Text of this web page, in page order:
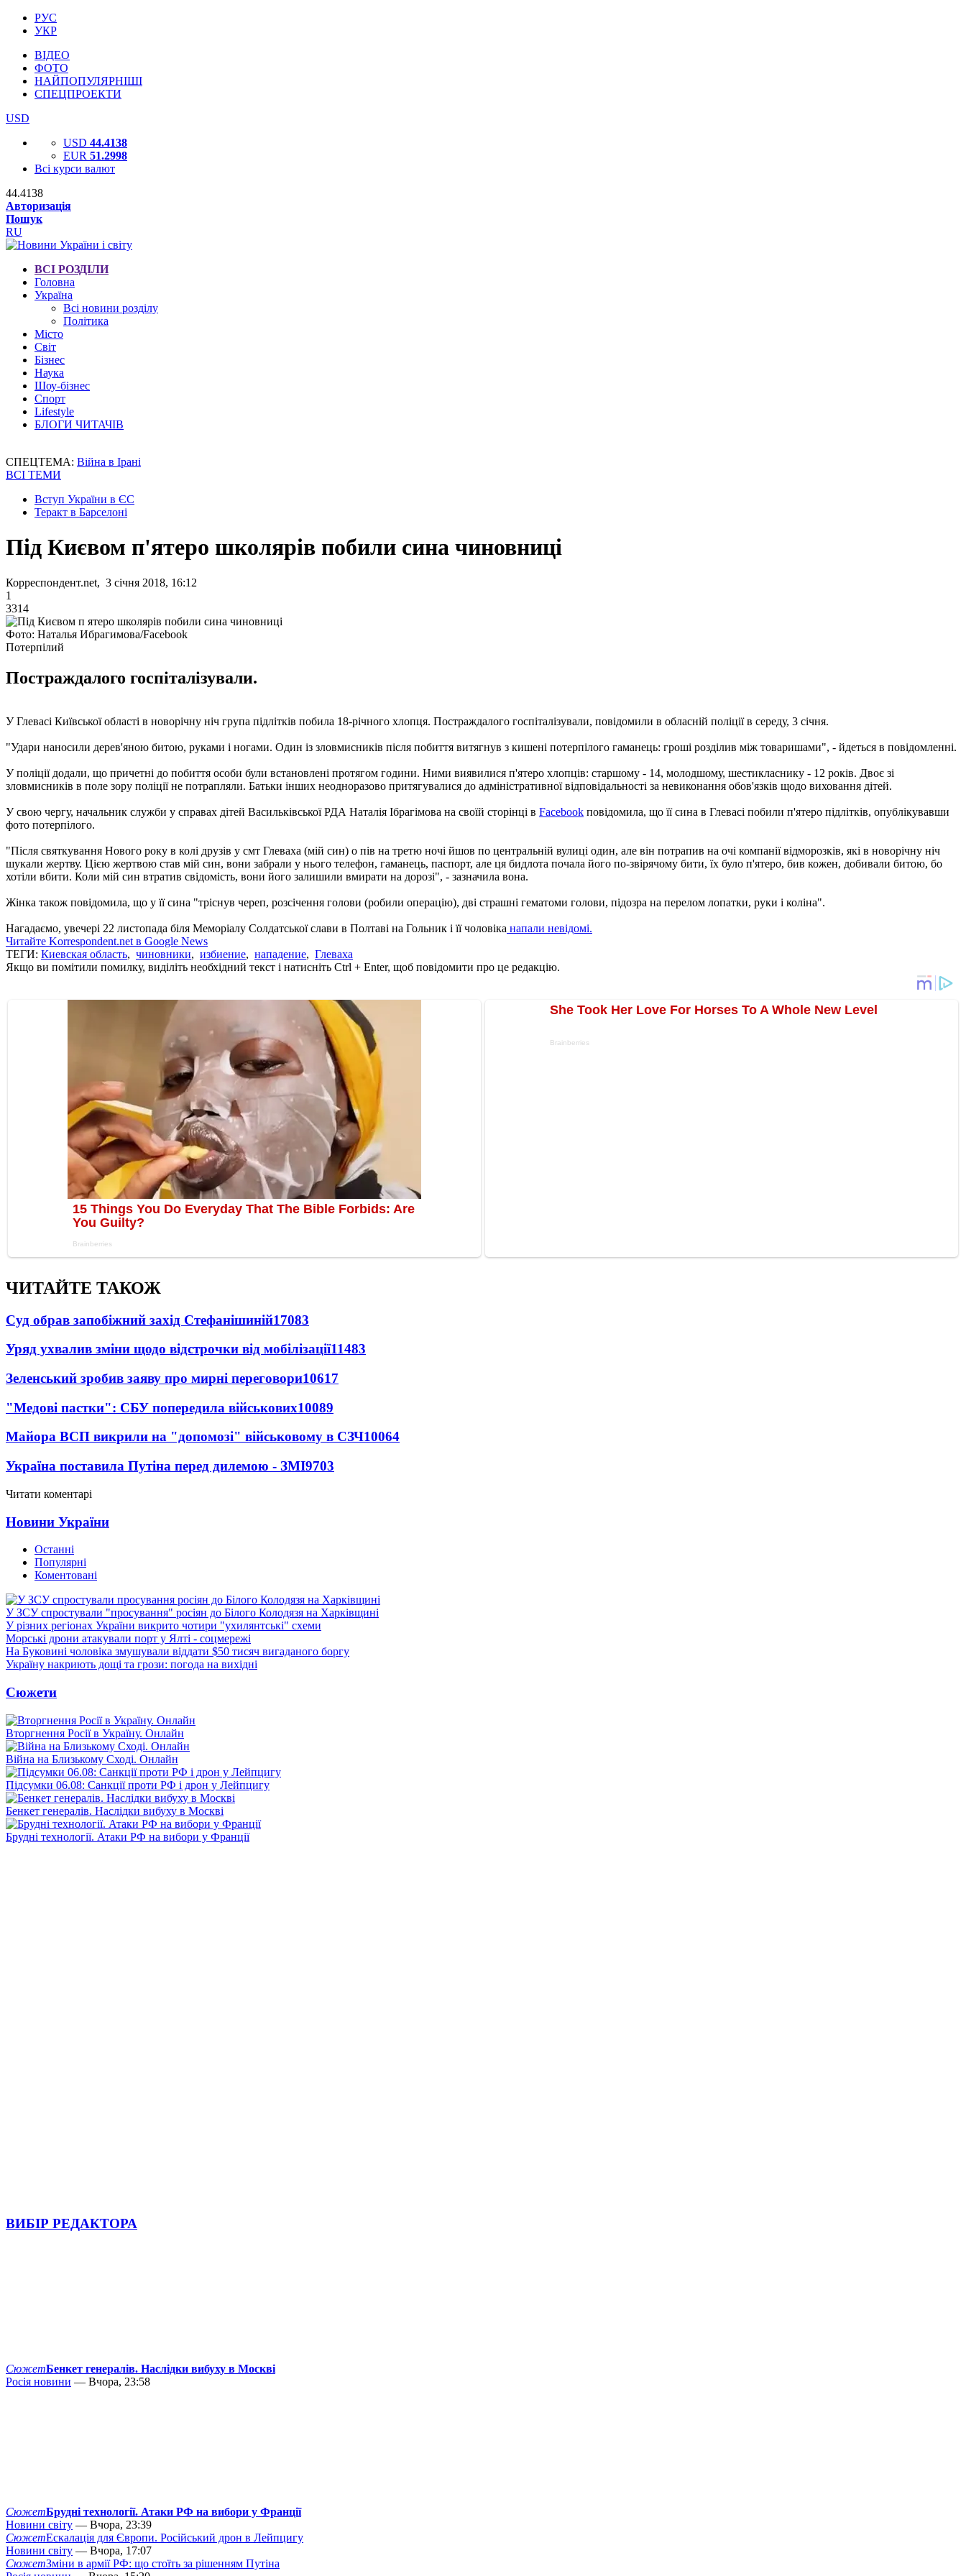
РУС
УКР
ВІДЕО
ФОТО
НАЙПОПУЛЯРНІШІ
СПЕЦПРОЕКТИ
USD
USD 44.4138
EUR 51.2998
Всі курси валют
44.4138
Авторизація
Пошук
RU
ВСІ РОЗДІЛИ
Головна
Україна
Всі новини розділу
Політика
Місто
Світ
Бізнес
Наука
Шоу-бізнес
Спорт
Lifestyle
БЛОГИ ЧИТАЧІВ
СПЕЦТЕМА: Війна в Ірані
ВСІ ТЕМИ
Вступ України в ЄС
Теракт в Барселоні
Під Києвом п'ятеро школярів побили сина чиновниці
Корреспондент.net, 3 січня 2018, 16:12
1
3314
Фото: Наталья Ибрагимова/Facebook
Потерпілий
Постраждалого госпіталізували.
У Глевасі Київської області в новорічну ніч група підлітків побила 18-річного хлопця. Постраждалого госпіталізували, повідомили в обласній поліції в середу, 3 січня.
"Удари наносили дерев'яною битою, руками і ногами. Один із зловмисників після побиття витягнув з кишені потерпілого гаманець: гроші розділив між товаришами", - йдеться в повідомленні.
У поліції додали, що причетні до побиття особи були встановлені протягом години. Ними виявилися п'ятеро хлопців: старшому - 14, молодшому, шестикласнику - 12 років. Двоє зі
зловмисників в поле зору поліції не потрапляли. Батьки інших неодноразово притягувалися до адміністративної відповідальності за невиконання обов'язків щодо виховання дітей.
У свою чергу, начальник служби у справах дітей Васильківської РДА Наталія Ібрагімова на своїй сторінці в Facebook повідомила, що її сина в Глевасі побили п'ятеро підлітків, опублікувавши
фото потерпілого.
"Після святкування Нового року в колі друзів у смт Глеваха (мій син) о пів на третю ночі йшов по центральній вулиці один, але він потрапив на очі компанії відморозків, які в новорічну ніч
шукали жертву. Цією жертвою став мій син, вони забрали у нього телефон, гаманець, паспорт, але ця бидлота почала його по-звірячому бити, їх було п'ятеро, бив кожен, добивали битою, бо
хотіли вбити. Коли мій син втратив свідомість, вони його залишили вмирати на дорозі", - зазначила вона.
Жінка також повідомила, що у її сина "тріснув череп, розсічення голови (робили операцію), дві страшні гематоми голови, підозра на перелом лопатки, руки і коліна".
Нагадаємо, увечері 22 листопада біля Меморіалу Солдатської слави в Полтаві на Гольник і її чоловіка напали невідомі.
Читайте Korrespondent.net в Google News
ТЕГИ: Киевская область, чиновники, избиение, нападение, Глеваха
Якщо ви помітили помилку, виділіть необхідний текст і натисніть Ctrl + Enter, щоб повідомити про це редакцію.
ЧИТАЙТЕ ТАКОЖ
Суд обрав запобіжний захід Стефанішиній17083
Уряд ухвалив зміни щодо відстрочки від мобілізації11483
Зеленський зробив заяву про мирні переговори10617
"Медові пастки": СБУ попередила військових10089
Майора ВСП викрили на "допомозі" військовому в СЗЧ10064
Україна поставила Путіна перед дилемою - ЗМІ9703
Читати коментарі
Новини України
Останні
Популярні
Коментовані
У ЗСУ спростували "просування" росіян до Білого Колодязя на Харківщині
У різних регіонах України викрито чотири "ухилянтські" схеми
Морські дрони атакували порт у Ялті - соцмережі
На Буковині чоловіка змушували віддати $50 тисяч вигаданого боргу
Україну накриють дощі та грози: погода на вихідні
Сюжети
Вторгнення Росії в Україну. Онлайн
Війна на Близькому Сході. Онлайн
Підсумки 06.08: Санкції проти РФ і дрон у Лейпцигу
Бенкет генералів. Наслідки вибуху в Москві
Брудні технології. Атаки РФ на вибори у Франції
ВИБІР РЕДАКТОРА
СюжетБенкет генералів. Наслідки вибуху в Москві
Росія новини — Вчора, 23:58
СюжетБрудні технології. Атаки РФ на вибори у Франції
Новини світу — Вчора, 23:39
СюжетЕскалація для Європи. Російський дрон в Лейпцигу
Новини світу — Вчора, 17:07
СюжетЗміни в армії РФ: що стоїть за рішенням Путіна